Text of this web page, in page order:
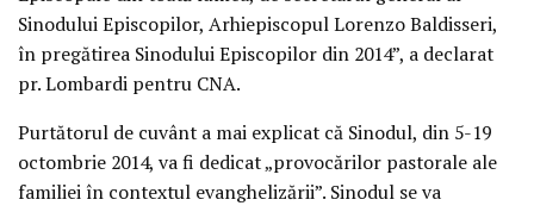
Sinodului Episcopilor, Arhiepiscopul Lorenzo Baldisseri,
în pregătirea Sinodului Episcopilor din 2014”, a declarat
pr. Lombardi pentru CNA.
Purtătorul de cuvânt a mai explicat că Sinodul, din 5-19
octombrie 2014, va fi dedicat „provocărilor pastorale ale
familiei în contextul evanghelizării”. Sinodul se va